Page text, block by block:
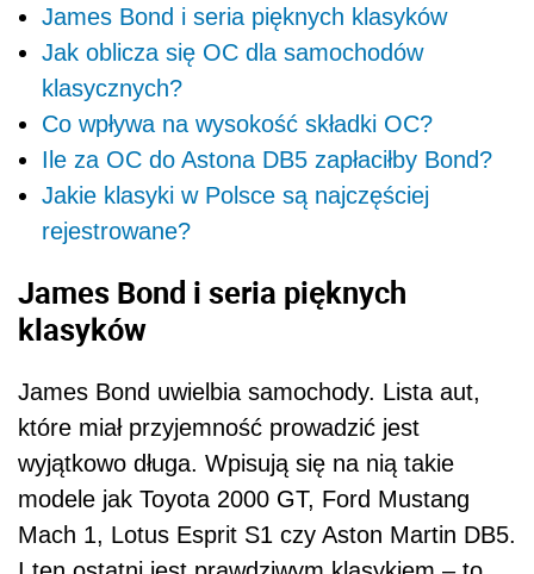
James Bond i seria pięknych klasyków
Jak oblicza się OC dla samochodów
klasycznych?
Co wpływa na wysokość składki OC?
Ile za OC do Astona DB5 zapłaciłby Bond?
Jakie klasyki w Polsce są najczęściej
rejestrowane?
James Bond i seria pięknych
klasyków
James Bond uwielbia samochody. Lista aut,
które miał przyjemność prowadzić jest
wyjątkowo długa. Wpisują się na nią takie
modele jak Toyota 2000 GT, Ford Mustang
Mach 1, Lotus Esprit S1 czy Aston Martin DB5.